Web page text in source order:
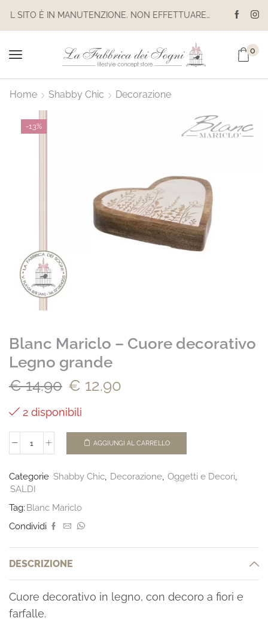
IL SITO È IN MANUTENZIONE. NON EFFETTUARE ACQUISTI. LE SPEDIZIONI SONO SOSPESE
0
Home Shabby Chic Decorazione
-13%
Blanc Mariclo – Cuore decorativo
Legno grande
€14.90 € 12.90
2 disponibili
AGGIUNGI AL CARRELLO
Categorie Shabby Chic Decorazione Oggetti e Decori
SALDI
Tag: Blanc Mariclo
Condividi
DESCRIZIONE
Cuore decorativo in legno, con decoro a fiori e
farfalle.